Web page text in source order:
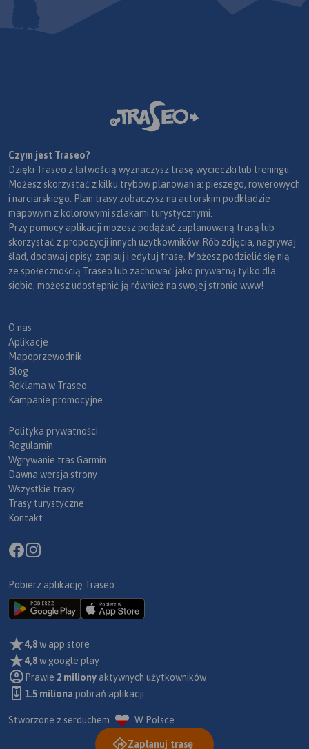
Czym jest Traseo?
Dzięki Traseo z łatwością wyznaczysz trasę wycieczki lub treningu.
Możesz skorzystać z kilku trybów planowania: pieszego, rowerowych
i narciarskiego. Plan trasy zobaczysz na autorskim podkładzie
mapowym z kolorowymi szlakami turystycznymi.
Przy pomocy aplikacji możesz podążać zaplanowaną trasą lub
skorzystać z propozycji innych użytkowników. Rób zdjęcia, nagrywaj
ślad, dodawaj opisy, zapisuj i edytuj trasę. Możesz podzielić się nią
ze społecznością Traseo lub zachować jako prywatną tylko dla
siebie, możesz udostępnić ją również na swojej stronie www!
O nas
Aplikacje
Mapoprzewodnik
Blog
Reklama w Traseo
Kampanie promocyjne
Polityka prywatności
Regulamin
Wgrywanie tras Garmin
Dawna wersja strony
Wszystkie trasy
Trasy turystyczne
Kontakt
Pobierz aplikację Traseo:
4,8w app store
4,8w google play
Prawie 2 miliony aktywnych użytkowników
1.5 miliona pobrań aplikacji
Stworzone z serduchem W Polsce
Zaplanuj trasę